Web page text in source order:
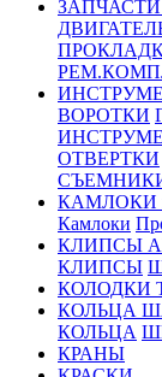
ЗАПЧАСТИ
ВОРОТКИ
ОТВЕРТКИ
КАМЛОКИ
Камлоки
КЛИПСЫ
КЛИПСЫ
КОЛОДКИ
КОЛЬЦА
КОЛЬЦА
КРАНЫ